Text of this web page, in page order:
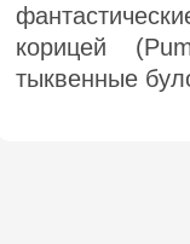
корицей
тыквенные